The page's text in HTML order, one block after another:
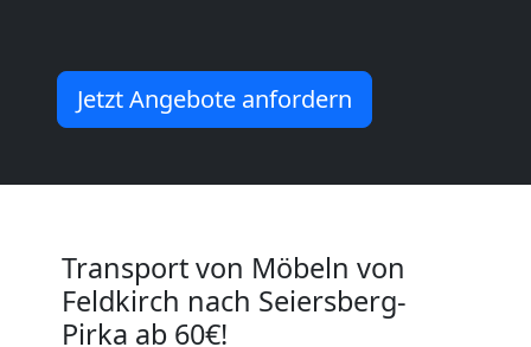
Jetzt Angebote anfordern
Transport von Möbeln von
Feldkirch nach Seiersberg-
Pirka ab 60€!
Umzug
Mann